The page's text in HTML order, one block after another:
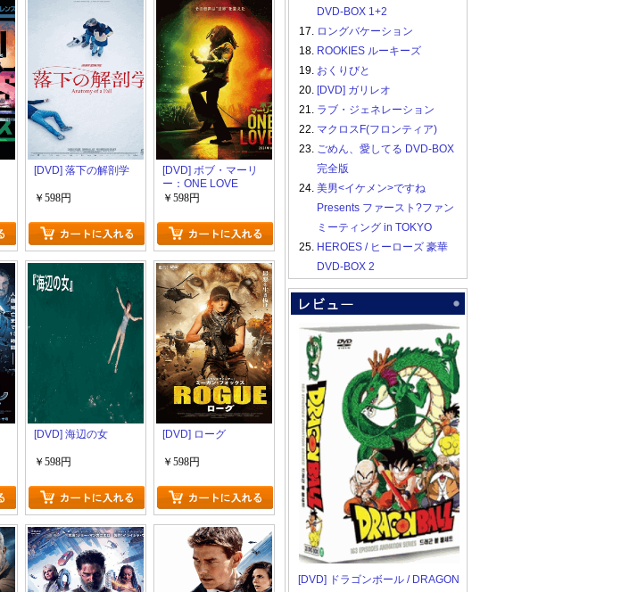
[DVD] 落下の解剖学
￥598円
[DVD] ボブ・マーリ
ー：ONE LOVE
￥598円
[DVD] 海辺の女
￥598円
[DVD] ローグ
￥598円
DVD-BOX 1+2
17. ロングバケーション
18. ROOKIES ルーキーズ
19. おくりびと
20. [DVD] ガリレオ
21. ラブ・ジェネレーション
22. マクロスF(フロンティア)
23. ごめん、愛してる DVD-BOX
完全版
24. 美男<イケメン>ですね
Presents ファースト?ファン
ミーティング in TOKYO
25. HEROES / ヒーローズ 豪華
DVD-BOX 2
[DVD] ドラゴンボール / DRAGON